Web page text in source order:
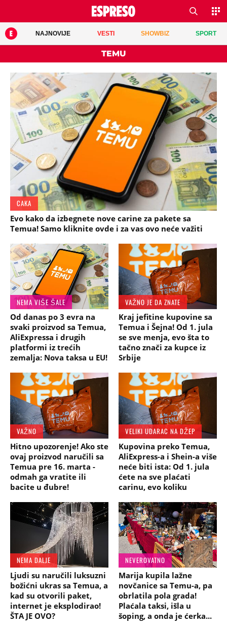
NAJNOVIJE VESTI SHOWBIZ SPORT
TEMU
CAKA
Evo kako da izbegnete nove carine za pakete sa
Temua! Samo kliknite ovde i za vas ovo neće važiti
NEMA VIŠE ŠALE
Od danas po 3 evra na
svaki proizvod sa Temua,
AliExpressa i drugih
platformi iz trećih
zemalja: Nova taksa u EU!
VAŽNO JE DA ZNATE
Kraj jefitine kupovine sa
Temua i Šejna! Od 1. jula
se sve menja, evo šta to
tačno znači za kupce iz
Srbije
VAŽNO
Hitno upozorenje! Ako ste
ovaj proizvod naručili sa
Temua pre 16. marta -
odmah ga vratite ili
bacite u đubre!
VELIKI UDARAC NA DŽEP
Kupovina preko Temua,
AliExpress-a i Shein-a više
neće biti ista: Od 1. jula
ćete na sve plaćati
carinu, evo koliku
NEMA DALJE
Ljudi su naručili luksuzni
božićni ukras sa Temua, a
kad su otvorili paket,
internet je eksplodirao!
ŠTA JE OVO?
NEVEROVATNO
Marija kupila lažne
novčanice sa Temu-a, pa
obrlatila pola grada!
Plaćala taksi, išla u
šoping, a onda je ćerka...